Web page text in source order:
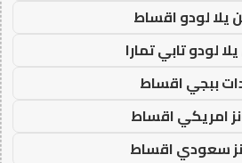
يلا لودو اقساط
لودو تابي تمارا
ببجي اقساط
امريكي اقساط
سعودي اقساط